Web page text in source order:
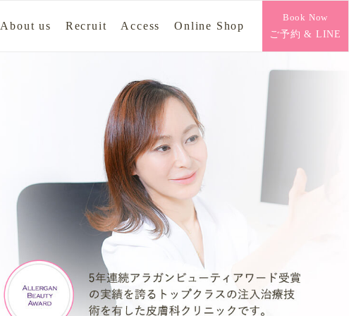
About us Recruit Access Online Shop
Book Now
ご予約 & LINE